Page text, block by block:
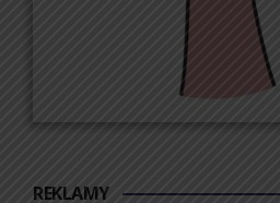
REKLAMY